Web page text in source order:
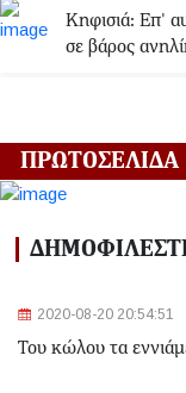
Κηφισιά: Eπ'
σε βάρος
Αλλαγές στα
2024-03-22
Ομόνοια:
ΠΡΩΤΟΣΕΛΙΔΑ
2020-08-20 20:54:51
Του κώλου τα